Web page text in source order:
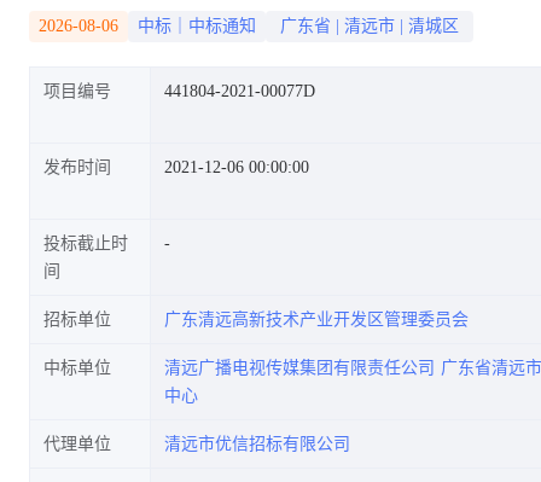
2026-08-06 中标｜中标通知 广东省 清远市 清城区
项目编号 441804-2021-00077D
发布时间 2021-12-06 00:00:00
投标截止时
间
招标单位 广东清远高新技术产业开发区管理委员会
中标单位 清远广播电视传媒集团有限责任公司
广东省清远
中心
代理单位 清远市优信招标有限公司